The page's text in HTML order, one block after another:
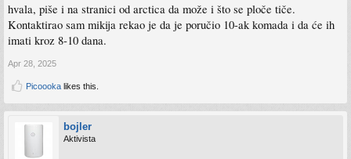
hvala, piše i na stranici od arctica da može i što se ploče tiče.
Kontaktirao sam mikija rekao je da je poručio 10-ak komada i da će ih
imati kroz 8-10 dana.
Apr 28, 2025
Picoooka likes this.
bojler
Aktivista